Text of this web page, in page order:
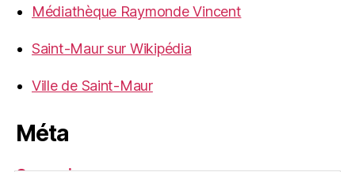
Médiathèque Raymonde Vincent
Saint-Maur sur Wikipédia
Ville de Saint-Maur
Méta